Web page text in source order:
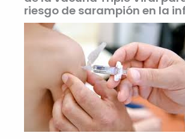
riesgo de sarampión en la